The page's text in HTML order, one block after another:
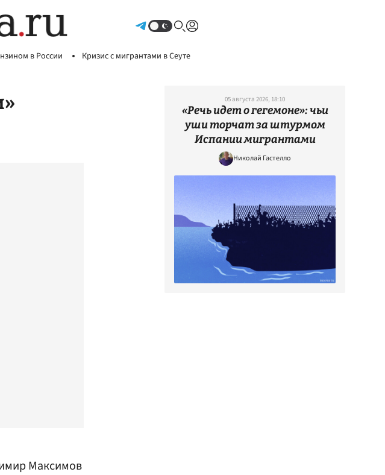
в России Кризис с мигрантами в Сеуте
Максимов
05 августа 2026, 18:10
«Речь идет о гегемоне»: чьи
уши торчат за штурмом
Испании мигрантами
Николай Гастелло